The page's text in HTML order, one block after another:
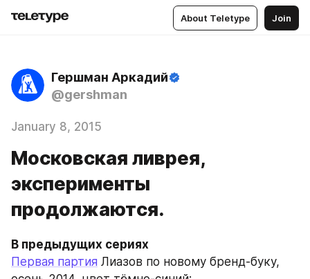
About Teletype Join
Гершман Аркадий
@gershman
January 8, 2015
Московская ливрея,
эксперименты
продолжаются.
В предыдущих сериях
Первая партия Лиазов по новому бренд-буку,